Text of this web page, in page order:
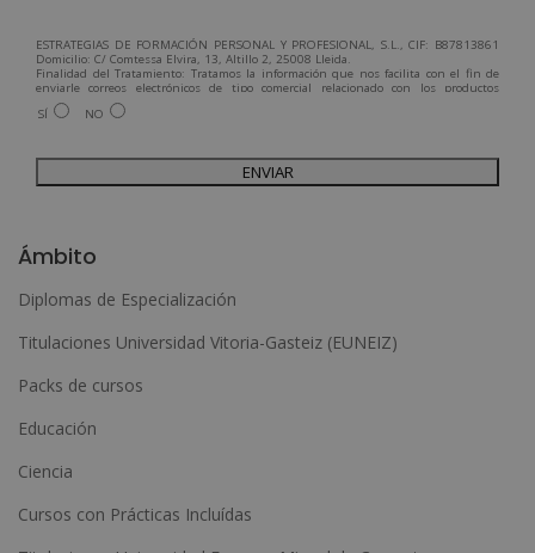
ESTRATEGIAS DE FORMACIÓN PERSONAL Y PROFESIONAL, S.L., CIF: B87813861
Domicilio: C/ Comtessa Elvira, 13, Altillo 2, 25008 Lleida.
Finalidad del Tratamiento: Tratamos la información que nos facilita con el fin de
enviarle correos electrónicos de tipo comercial relacionado con los productos
ofrecidos y otros tipo de productos que fueran de su interés.
Legitimación del tratamiento: Consentimiento del interesado.
Para más información consulte nuestra Política de Privacidad.
Desea recibir información comercial (vía telefónica y/o email):
SÍ NO
e
r
n
i
v
Ámbito
Diplomas de Especialización
Titulaciones Universidad Vitoria-Gasteiz (EUNEIZ)
Packs de cursos
Educación
Ciencia
Cursos con Prácticas Incluídas